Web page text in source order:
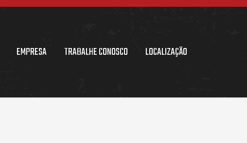
EMPRESA TRABALHE CONOSCO LOCALIZAÇÃO